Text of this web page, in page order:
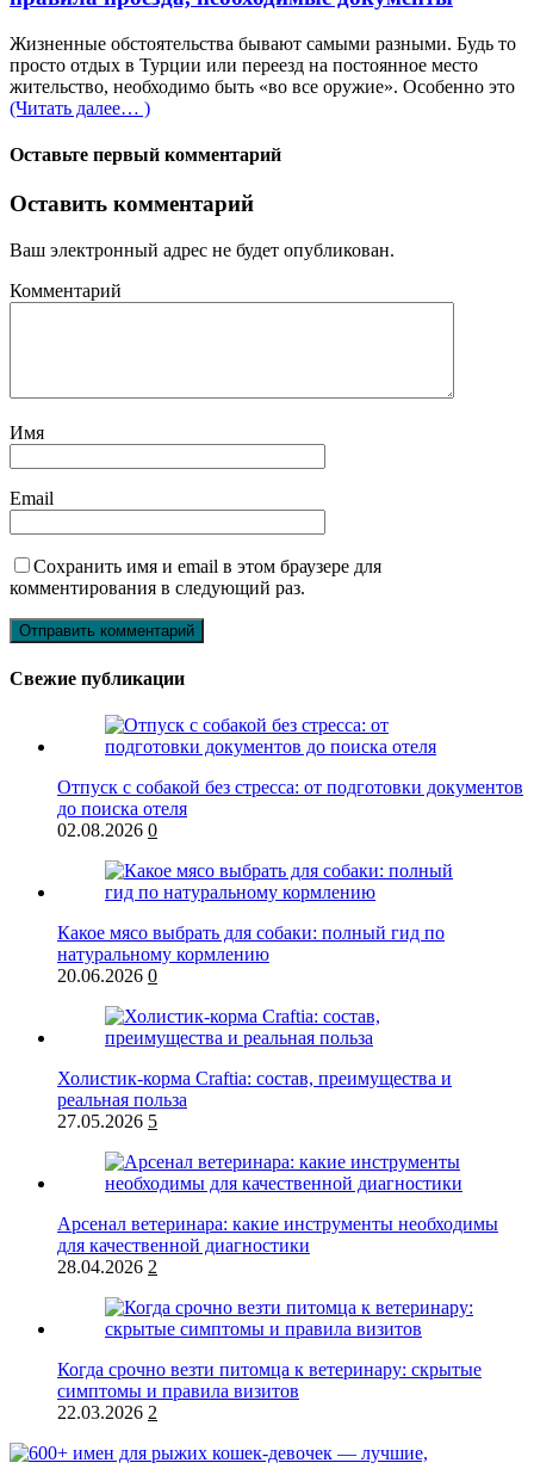
Жизненные обстоятельства бывают самыми разными. Будь то
просто отдых в Турции или переезд на постоянное место
жительство, необходимо быть «во все оружие». Особенно это
(Читать далее… )
Оставьте первый комментарий
Оставить комментарий
Ваш электронный адрес не будет опубликован.
Комментарий
Имя
Email
Сохранить имя и email в этом браузере для
комментирования в следующий раз.
Свежие публикации
Отпуск с собакой без стресса: от подготовки документов
до поиска отеля
02.08.2026 0
Какое мясо выбрать для собаки: полный гид по
натуральному кормлению
20.06.2026 0
Холистик-корма Craftia: состав, преимущества и
реальная польза
27.05.2026 5
Арсенал ветеринара: какие инструменты необходимы
для качественной диагностики
28.04.2026 2
Когда срочно везти питомца к ветеринару: скрытые
симптомы и правила визитов
22.03.2026 2